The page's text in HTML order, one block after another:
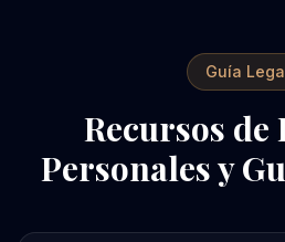
Guía
Recursos de
Personales y